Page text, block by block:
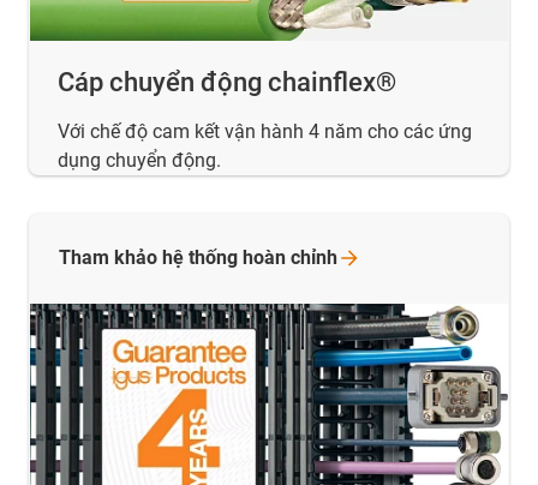
Cáp chuyển động chainflex®
Với chế độ cam kết vận hành 4 năm cho các ứng
dụng chuyển động.
Tham khảo hệ thống hoàn chỉnh